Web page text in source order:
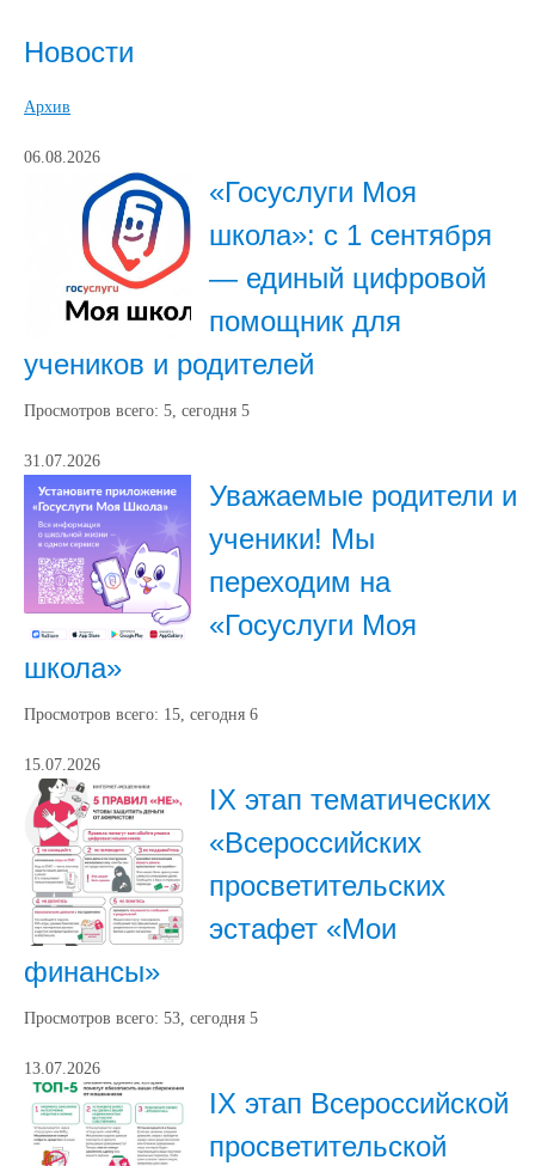
Новости
Архив
06.08.2026
«Госуслуги Моя
школа»: с 1 сентября
— единый цифровой
помощник для
учеников и родителей
Просмотров всего: 5, сегодня 5
31.07.2026
Уважаемые родители и
ученики! Мы
переходим на
«Госуслуги Моя
школа»
Просмотров всего: 15, сегодня 6
15.07.2026
IХ этап тематических
«Всероссийских
просветительских
эстафет «Мои
финансы»
Просмотров всего: 53, сегодня 5
13.07.2026
IX этап Всероссийской
просветительской